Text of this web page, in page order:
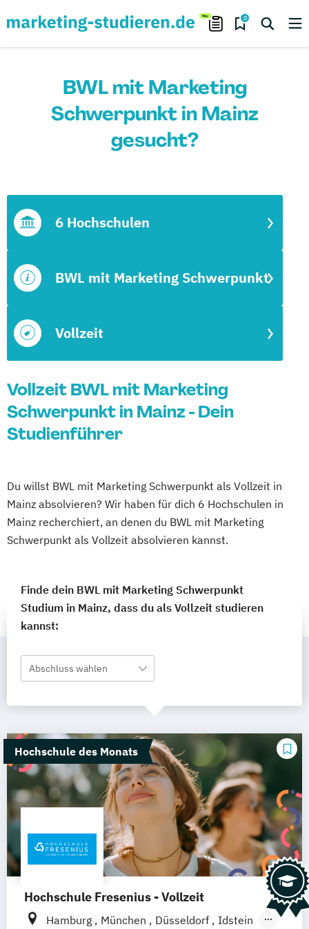
0
BWL mit Marketing
Schwerpunkt in Mainz
gesucht?
Vollzeit
BWL mit Marketing Schwerpunkt
6 Hochschulen
Vollzeit BWL mit Marketing
Schwerpunkt in Mainz - Dein
Studienführer
Du willst BWL mit Marketing Schwerpunkt als Vollzeit in
Mainz absolvieren? Wir haben für dich 6 Hochschulen in
Mainz recherchiert, an denen du BWL mit Marketing
Schwerpunkt als Vollzeit absolvieren kannst.
Finde dein BWL mit Marketing Schwerpunkt
Studium in Mainz, dass du als Vollzeit studieren
kannst:
Abschluss wählen
Hochschule des Monats
Hochschule Fresenius - Vollzeit
Hamburg München Düsseldorf
Idstein